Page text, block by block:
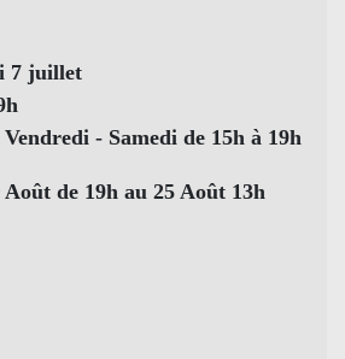
7 juillet
- Samedi de 15h à 19h
de 19h au 25 Août 13h